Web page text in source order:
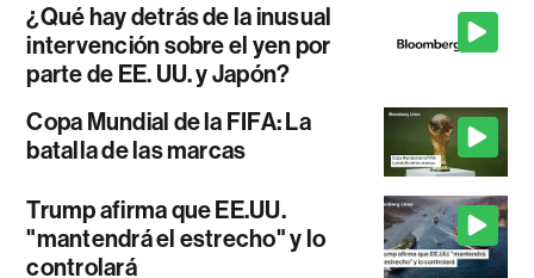
¿Qué hay detrás de la inusual
intervención sobre el yen por
parte de EE. UU. y Japón?
Copa Mundial de la FIFA: La
batalla de las marcas
Trump afirma que EE.UU.
"mantendrá el estrecho" y lo
controlará